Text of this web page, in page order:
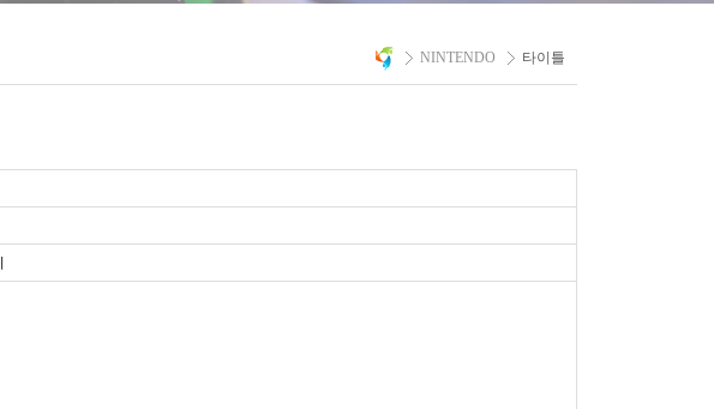
NINTENDO 타이틀